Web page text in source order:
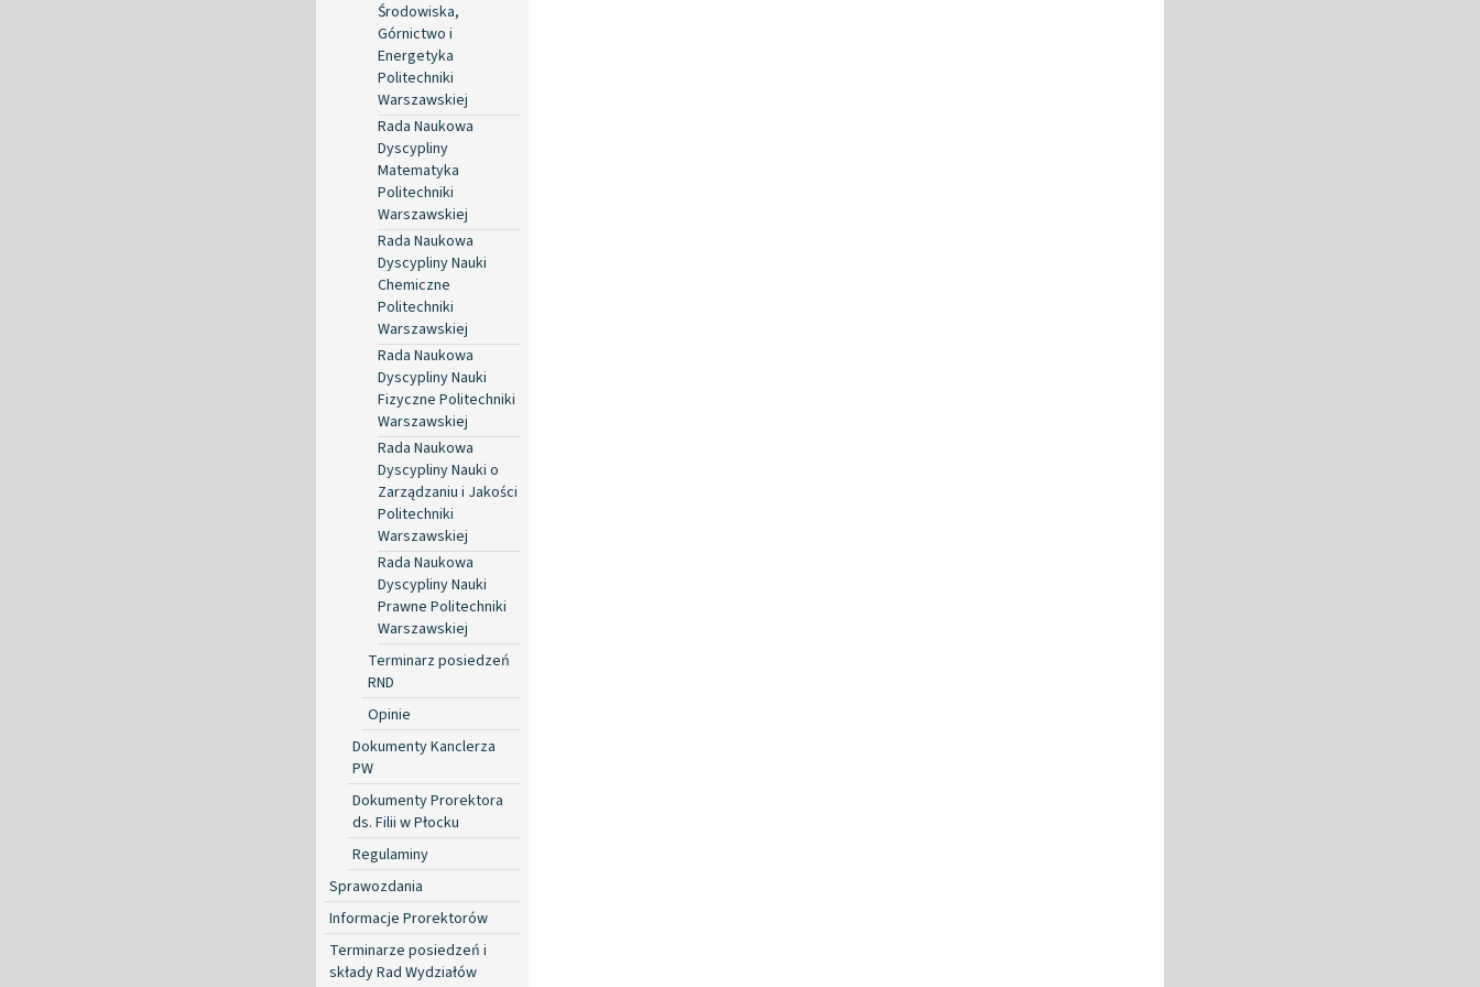
Środowiska,
Górnictwo i
Energetyka
Politechniki
Warszawskiej
Rada Naukowa
Dyscypliny
Matematyka
Politechniki
Warszawskiej
Rada Naukowa
Dyscypliny Nauki
Chemiczne
Politechniki
Warszawskiej
Rada Naukowa
Dyscypliny Nauki
Fizyczne Politechniki
Warszawskiej
Rada Naukowa
Dyscypliny Nauki o
Zarządzaniu i Jakości
Politechniki
Warszawskiej
Rada Naukowa
Dyscypliny Nauki
Prawne Politechniki
Warszawskiej
Terminarz posiedzeń
RND
Opinie
Dokumenty Kanclerza
PW
Dokumenty Prorektora
ds. Filii w Płocku
Regulaminy
Sprawozdania
Informacje Prorektorów
Terminarze posiedzeń i
składy Rad Wydziałów